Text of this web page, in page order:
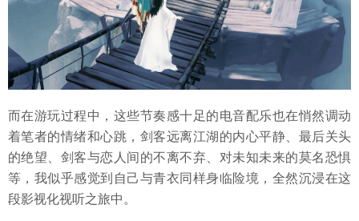
而在游玩过程中，这些节奏感十足的电音配乐也在悄然调动
着笔者的情绪和心跳，剑客远离江湖的内心平静、最后关头
的绝望、剑客与恋人间的不离不弃、对未知未来的莫名恐惧
等，我似乎感觉到自己与青衣同样身临险境，全然沉浸在这
段影视化视听之旅中。